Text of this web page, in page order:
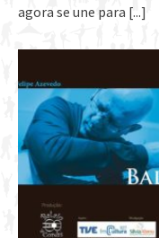
agora se une para [...]